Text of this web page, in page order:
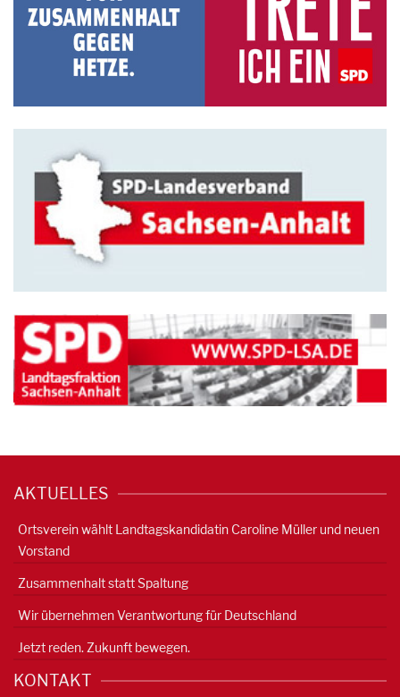
AKTUELLES
Ortsverein wählt Landtagskandidatin Caroline Müller und neuen
Vorstand
Zusammenhalt statt Spaltung
Wir übernehmen Verantwortung für Deutschland
Jetzt reden. Zukunft bewegen.
KONTAKT